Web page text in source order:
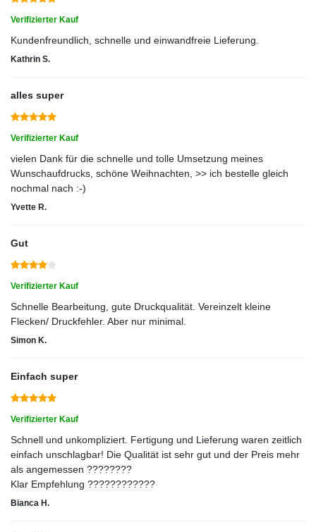
Verifizierter Kauf
Kundenfreundlich, schnelle und einwandfreie Lieferung.
Kathrin S.
alles super
Verifizierter Kauf
vielen Dank für die schnelle und tolle Umsetzung meines
Wunschaufdrucks, schöne Weihnachten, >> ich bestelle gleich
nochmal nach :-)
Yvette R.
Gut
Verifizierter Kauf
Schnelle Bearbeitung, gute Druckqualität. Vereinzelt kleine
Flecken/ Druckfehler. Aber nur minimal.
Simon K.
Einfach super
Verifizierter Kauf
Schnell und unkompliziert. Fertigung und Lieferung waren zeitlich
einfach unschlagbar! Die Qualität ist sehr gut und der Preis mehr
als angemessen ????????
Klar Empfehlung ????????????
Bianca H.